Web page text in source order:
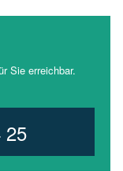
Sie erreichbar.
25